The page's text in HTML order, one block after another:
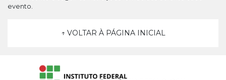
evento.
↑ VOLTAR À PÁGINA INICIAL